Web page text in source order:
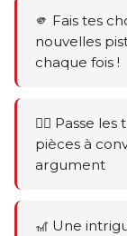
🫵 Fais tes
nouvelles
chaque fois !
🕵️‍♂️ Passe
pièces à
argument
🎢 Une